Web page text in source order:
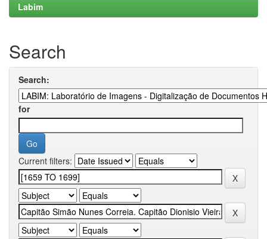
Labim
Search
Search:
for
Current filters: